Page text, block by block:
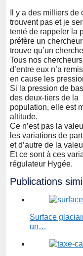
Il y a des milliers
trouvent pas et je
tenté de rappeler la
préfère un
trouve qu’un
Tous nos
d’entre eux n’a remis
en cause les
Si la pression de
des deux-tiers de la
population, elle est
altitude.
Ce n’est pas la
les variations de part
et d’autre de la
Et ce sont à ces
régulateur Hygée.
Publications
Surface
un…